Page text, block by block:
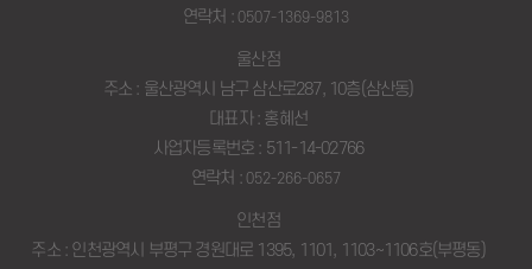
연락처 : 0507-1369-9813
울산점
주소 : 울산광역시 남구 삼산로287, 10층(삼산동)
대표자 : 홍혜선
사업자등록번호 : 511-14-02766
연락처 : 052-266-0657
인천점
주소 : 인천광역시 부평구 경원대로 1395, 1101, 1103~1106호(부평동)